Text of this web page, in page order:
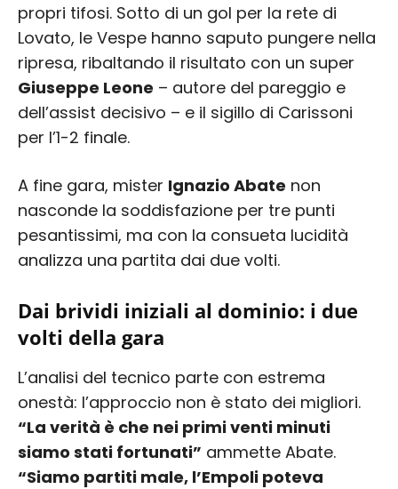
propri tifosi. Sotto di un gol per la rete di
Lovato, le Vespe hanno saputo pungere nella
ripresa, ribaltando il risultato con un super
Giuseppe Leone – autore del pareggio e
dell’assist decisivo – e il sigillo di Carissoni
per l’1-2 finale.
A fine gara, mister Ignazio Abate non
nasconde la soddisfazione per tre punti
pesantissimi, ma con la consueta lucidità
analizza una partita dai due volti.
Dai brividi iniziali al dominio: i due
volti della gara
L’analisi del tecnico parte con estrema
onestà: l’approccio non è stato dei migliori.
“La verità è che nei primi venti minuti
siamo stati fortunati” ammette Abate.
“Siamo partiti male, l’Empoli poteva